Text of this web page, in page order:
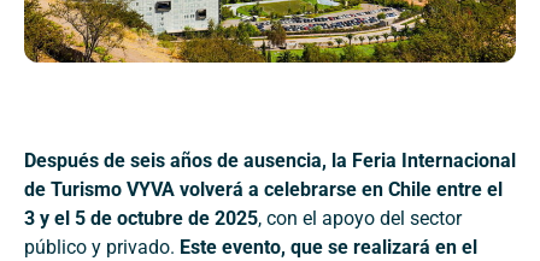
Después de seis años de ausencia, la Feria Internacional
de Turismo VYVA volverá a celebrarse en Chile entre el
3 y el 5 de octubre de 2025, con el apoyo del sector
público y privado. Este evento, que se realizará en el